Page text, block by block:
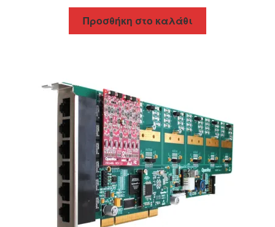
Προσθήκη στο καλάθι